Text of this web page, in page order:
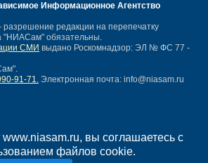
www.niasam.ru, вы соглашаетесь с
файлов cookie.
Информационное Агентство
редакции на перепечатку
"НИАСам" обязательны.
СМИ выдано Роскомнадзор: ЭЛ № ФС 77 -
91-71. Электронная почта: info@niasam.ru
персональных данных